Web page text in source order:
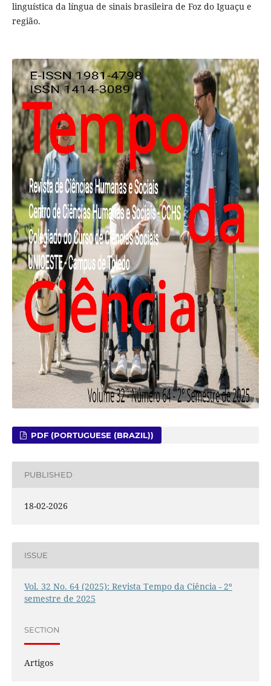
linguística da língua de sinais brasileira de Foz do Iguaçu e
região.
PDF (PORTUGUESE (BRAZIL))
PUBLISHED
18-02-2026
ISSUE
Vol. 32 No. 64 (2025): Revista Tempo da Ciência - 2º
semestre de 2025
SECTION
Artigos